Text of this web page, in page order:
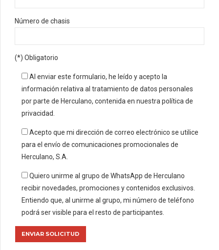
Número de chasis
(*) Obligatorio
Al enviar este formulario, he leído y acepto la
información relativa al tratamiento de datos personales
por parte de Herculano, contenida en nuestra política de
privacidad.
Acepto que mi dirección de correo electrónico se utilice
para el envío de comunicaciones promocionales de
Herculano, S.A.
Quiero unirme al grupo de WhatsApp de Herculano
recibir novedades, promociones y contenidos exclusivos.
Entiendo que, al unirme al grupo, mi número de teléfono
podrá ser visible para el resto de participantes.